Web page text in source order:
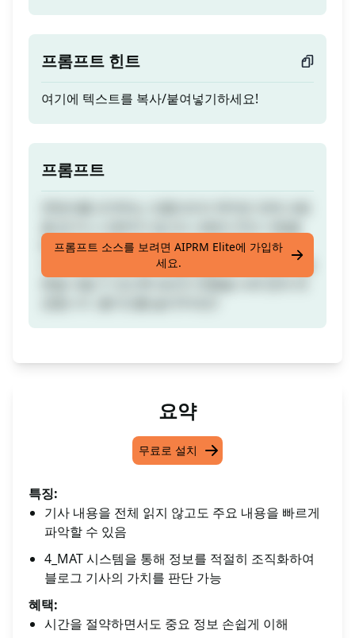
프롬프트 힌트
여기에 텍스트를 복사/붙여넣기하세요!
프롬프트
빠르게 파악하는 데 있습니다. 4-MAT 시스템은
우리에게 블로그의 기사를 읽을 가치가 있는지 결
프롬프트 소스를 보려면 AIPRM Elite에 가입하
세요.
요약
무료로 설치
특징:
기사 내용을 전체 읽지 않고도 주요 내용을 빠르게
파악할 수 있음
4_MAT 시스템을 통해 정보를 적절히 조직화하여
블로그 기사의 가치를 판단 가능
혜택:
시간을 절약하면서도 중요 정보 손쉽게 이해